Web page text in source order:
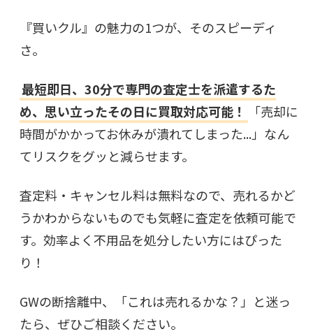
『買いクル』の魅力の1つが、そのスピーディ
さ。
最短即日、30分で専門の査定士を派遣するた
め、思い立ったその日に買取対応可能！
「売却に
時間がかかってお休みが潰れてしまった...」なん
てリスクをグッと減らせます。
査定料・キャンセル料は無料なので、売れるかど
うかわからないものでも気軽に査定を依頼可能で
す。効率よく不用品を処分したい方にはぴった
り！
GWの断捨離中、「これは売れるかな？」と迷っ
たら、ぜひご相談ください。